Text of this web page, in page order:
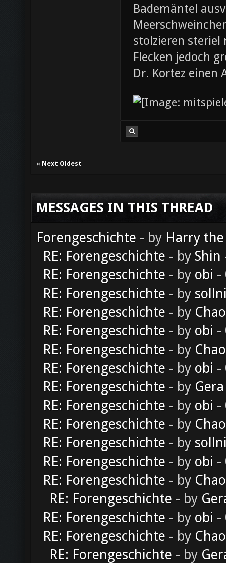
Bademäntel
stolzieren steriel
Flecken jedoch
Dr. Kortez einen
« Next Oldest
MESSAGES IN THIS THREAD
Forengeschichte - by Harry
RE: Forengeschichte - by Shin
RE: Forengeschichte - by obi -
RE: Forengeschichte - by
RE: Forengeschichte - by
RE: Forengeschichte - by obi -
RE: Forengeschichte - by
RE: Forengeschichte - by obi -
RE: Forengeschichte - by Gera
RE: Forengeschichte - by obi -
RE: Forengeschichte - by
RE: Forengeschichte - by
RE: Forengeschichte - by obi -
RE: Forengeschichte - by
RE: Forengeschichte - by
RE: Forengeschichte - by obi -
RE: Forengeschichte - by
RE: Forengeschichte - by